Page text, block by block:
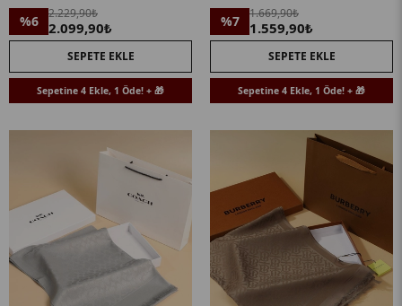
%6 2.229,90₺
2.099,90₺
SEPETE EKLE
Sepetine 4 Ekle, 1 Öde! + 🎁
%7 1.669,90₺
1.559,90₺
SEPETE EKLE
Sepetine 4 Ekle, 1 Öde! + 🎁